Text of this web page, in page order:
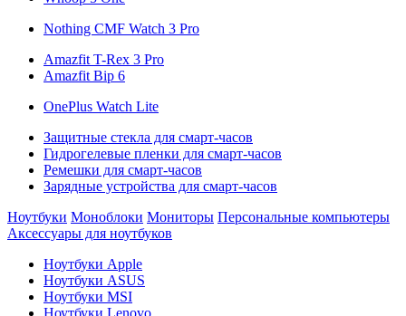
Nothing CMF Watch 3 Pro
Amazfit T-Rex 3 Pro
Amazfit Bip 6
OnePlus Watch Lite
Защитные стекла для смарт-часов
Гидрогелевые пленки для смарт-часов
Ремешки для смарт-часов
Зарядные устройства для смарт-часов
Ноутбуки Моноблоки Мониторы Персональные компьютеры
Аксессуары для ноутбуков
Ноутбуки Apple
Ноутбуки ASUS
Ноутбуки MSI
Ноутбуки Lenovo